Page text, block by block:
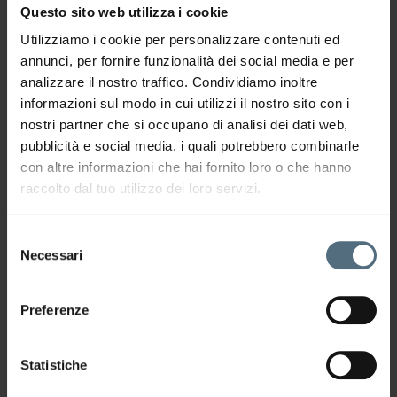
Questo sito web utilizza i cookie
Utilizziamo i cookie per personalizzare contenuti ed
annunci, per fornire funzionalità dei social media e per
analizzare il nostro traffico. Condividiamo inoltre
informazioni sul modo in cui utilizzi il nostro sito con i
nostri partner che si occupano di analisi dei dati web,
pubblicità e social media, i quali potrebbero combinarle
con altre informazioni che hai fornito loro o che hanno
raccolto dal tuo utilizzo dei loro servizi.
delNecessari
Preferenze
Statistiche
compattezza, elasticità e texture della pelle. È
altre aree soggette a perdita di tono.
L’aspetto più importante è personalizzare il
percorso in base alle esigenze specifiche del
corpo, combinando eventualmente più
tecnologie per lavorare contemporaneamente
su drenaggio, adiposità e tonicità.
fondamentale migliorare il drenaggio dei liquidi
Bere acqua regolarmente, ridurre il consumo di